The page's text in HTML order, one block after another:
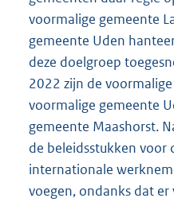
voormalige gemeente
gemeente Uden
deze doelgroep
2022 zijn de
voormalige gemeente
gemeente Maashorst.
de beleidsstukken voor
internationale
voegen, ondanks dat er